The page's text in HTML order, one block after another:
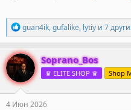
Р
е
а
к
ц
и
и
:
guan4ik,gufalike, lytiy и 7
Soprano_Bos
♛ ELITE SHOP ♛ Shop
4 Июн 2026